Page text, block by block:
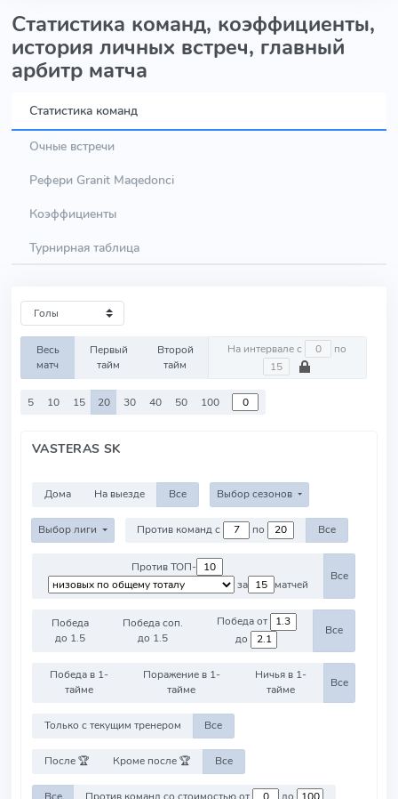
Статистика команд, коэффициенты,
история личных встреч, главный
арбитр матча
Статистика команд
Очные встречи
Рефери Granit Maqedonci
Коэффициенты
Турнирная таблица
Весь
матч
Первый
тайм
Второй
тайм
На интервале с по
5 10 15 20 30 40 50 100
VASTERAS SK
Дома На выезде Все Выбор сезонов
Выбор лиги Против команд с по Все
Против ТОП-
за
матчей
Все
Победа
до 1.5
Победа соп.
до 1.5
Победа от
до
Все
Победа в 1-
тайме
Поражение в 1-
тайме
Ничья в 1-
тайме
Все
Только с текущим тренером Все
После 🏆 Кроме после 🏆 Все